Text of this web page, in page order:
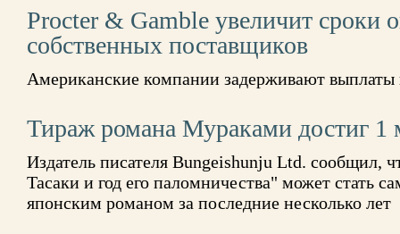
Procter & Gamble увеличит сроки
собственных поставщиков
Американские компании задерживают
Тираж романа Мураками достиг 1
Издатель писателя Bungeishunju Ltd. сообщил,
Тасаки и год его паломничества" может стать
японским романом за последние несколько лет